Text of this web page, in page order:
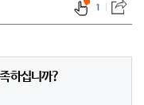
1
하십니까?